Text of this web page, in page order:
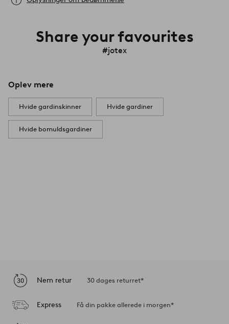
Share your favourites
#jotex
Oplev mere
Hvide gardinskinner Hvide gardiner
Hvide bomuldsgardiner
Nem retur 30 dages returret*
Express Få din pakke allerede i morgen*